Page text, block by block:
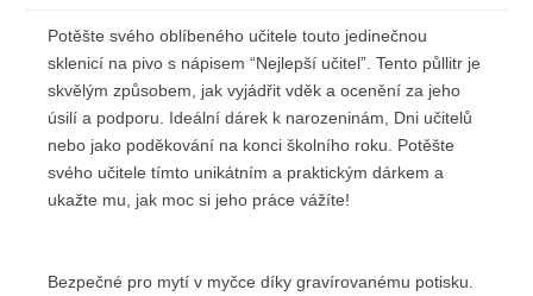
Potěšte svého oblíbeného učitele touto jedinečnou
sklenicí na pivo s nápisem “Nejlepší učitel”. Tento půllitr je
skvělým způsobem, jak vyjádřit vděk a ocenění za jeho
úsilí a podporu. Ideální dárek k narozeninám, Dni učitelů
nebo jako poděkování na konci školního roku. Potěšte
svého učitele tímto unikátním a praktickým dárkem a
ukažte mu, jak moc si jeho práce vážíte!
Bezpečné pro mytí v myčce díky gravírovanému potisku.